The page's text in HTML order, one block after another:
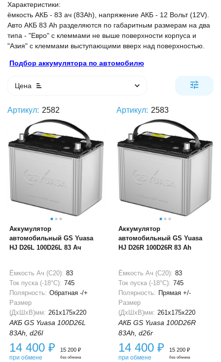
Характеристики:
ёмкость АКБ - 83 ач (83Ah), напряжение АКБ - 12 Вольт (12V).
Авто АКБ 83 Ah разделяются по габаритным размерам на два
типа - "Евро" с клеммами не выше поверхности корпуса и
"Азия" с клеммами выступающими вверх над поверхностью.
Подбор аккумулятора по автомобилю
Цена
Артикул: 2582
Аккумулятор
автомобильный GS Yuasa
HJ D26L 100D26L 83 Ач
Ёмкость Ач (С20): 83
Ток пуска (-18°С): 745
Полярность: Обратная -/+
Размер
(ДхШхВ)мм: 261x175x220
АКБ GS Yuasa 100D26L
83Ah, d26l
14 400 ₽
при обмене
15 200 ₽
без обмена
Артикул: 2583
Аккумулятор
автомобильный GS Yuasa
HJ D26R 100D26R 83 Ah
Ёмкость Ач (С20): 83
Ток пуска (-18°С): 745
Полярность: Прямая +/-
Размер
(ДхШхВ)мм: 261x175x220
АКБ GS Yuasa 100D26R
83Ah, d26r
14 400 ₽
при обмене
15 200 ₽
без обмена